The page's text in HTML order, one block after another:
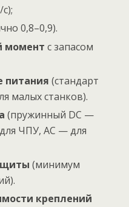
0,8–0,9).
момент с запасом
питания (стандарт
малых станков).
(пружинный DC —
ЧПУ, AC — для
(минимум
креплений